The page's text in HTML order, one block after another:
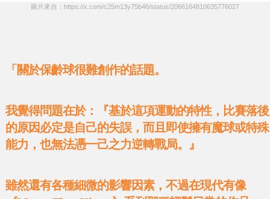
圖片來自：https://x.com/c25m13y75b46/status/2066164810635776027
「關於保齡球很難創作的話題。
我覺得問題在於：『基於這項運動的特性，比賽落後
的原因必定是自己的失誤，而且即使擁有魔球或特殊
能力，也無法憑一己之力逆轉戰局。』
雖然還有各種細微的影響因素，不過在現代有像